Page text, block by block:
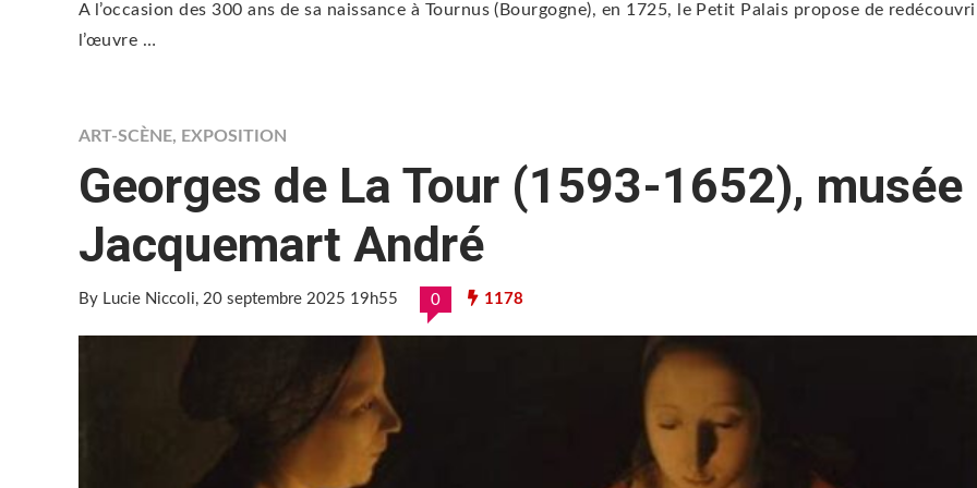
A l’occasion des 300 ans de sa naissance à Tournus (Bourgogne), en 1725, le Petit Palais propose de
l’œuvre …
ART-SCÈNE, EXPOSITION
Georges de La Tour (1593-1652), musée
Jacquemart André
By Lucie Niccoli, 20 septembre 2025 19h55 0 1178